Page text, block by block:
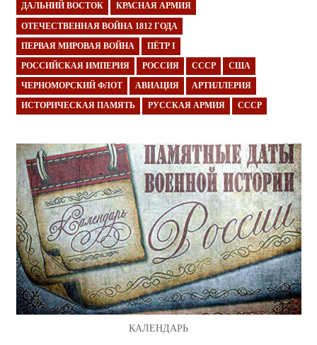
ДАЛЬНИЙ ВОСТОК КРАСНАЯ АРМИЯ
ОТЕЧЕСТВЕННАЯ ВОЙНА 1812 ГОДА
ПЕРВАЯ МИРОВАЯ ВОЙНА ПЁТР I
РОССИЙСКАЯ ИМПЕРИЯ РОССИЯ СССР США
ЧЕРНОМОРСКИЙ ФЛОТ АВИАЦИЯ АРТИЛЛЕРИЯ
ИСТОРИЧЕСКАЯ ПАМЯТЬ РУССКАЯ АРМИЯ СССР
КАЛЕНДАРЬ